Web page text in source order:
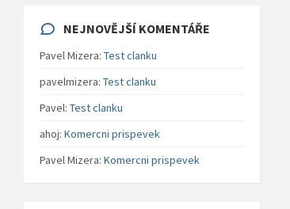
NEJNOVĚJŠÍ KOMENTÁŘE
Pavel Mizera: Test clanku
pavelmizera: Test clanku
Pavel: Test clanku
ahoj: Komercni prispevek
Pavel Mizera: Komercni prispevek